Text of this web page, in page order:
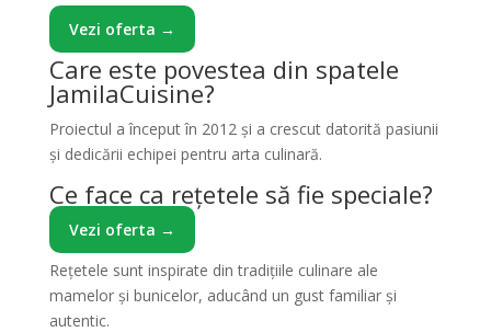
Vezi oferta →
Care este povestea din spatele
JamilaCuisine?
Proiectul a început în 2012 și a crescut datorită pasiunii
și dedicării echipei pentru arta culinară.
Ce face ca rețetele să fie speciale?
Vezi oferta →
Rețetele sunt inspirate din tradițiile culinare ale
mamelor și bunicelor, aducând un gust familiar și
autentic.